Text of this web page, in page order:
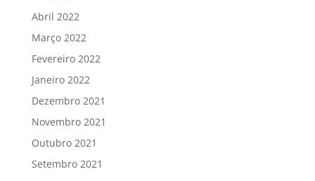
Abril 2022
Março 2022
Fevereiro 2022
Janeiro 2022
Dezembro 2021
Novembro 2021
Outubro 2021
Setembro 2021